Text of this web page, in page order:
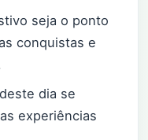
seja o ponto
conquistas e
dia se
experiências